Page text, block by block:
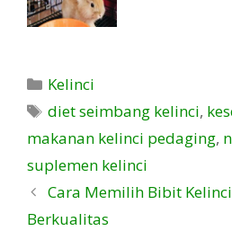
Kategori
Kelinci
Tag
diet seimbang kelinci,
makanan kelinci pedaging,
suplemen kelinci
Cara Memilih Bibit
Berkualitas